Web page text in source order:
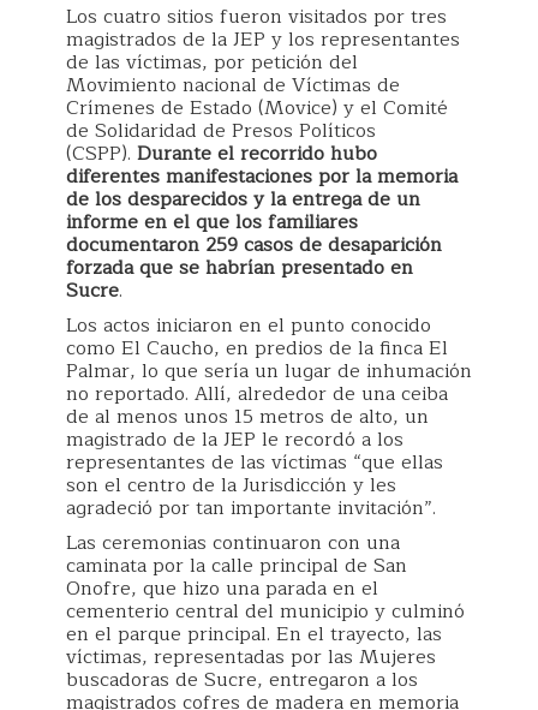
Los cuatro sitios fueron visitados por tres
magistrados de la JEP y los representantes
de las víctimas, por petición del
Movimiento nacional de Víctimas de
Crímenes de Estado (Movice) y el Comité
de Solidaridad de Presos Políticos
(CSPP). Durante el recorrido hubo
diferentes manifestaciones por la memoria
de los desparecidos y la entrega de un
informe en el que los familiares
documentaron 259 casos de desaparición
forzada que se habrían presentado en
Sucre.
Los actos iniciaron en el punto conocido
como El Caucho, en predios de la finca El
Palmar, lo que sería un lugar de inhumación
no reportado. Allí, alrededor de una ceiba
de al menos unos 15 metros de alto, un
magistrado de la JEP le recordó a los
representantes de las víctimas “que ellas
son el centro de la Jurisdicción y les
agradeció por tan importante invitación”.
Las ceremonias continuaron con una
caminata por la calle principal de San
Onofre, que hizo una parada en el
cementerio central del municipio y culminó
en el parque principal. En el trayecto, las
víctimas, representadas por las Mujeres
buscadoras de Sucre, entregaron a los
magistrados cofres de madera en memoria